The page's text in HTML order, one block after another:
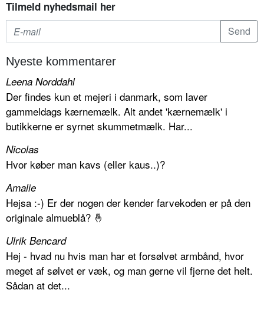
Tilmeld nyhedsmail her
Nyeste kommentarer
Leena Norddahl
Der findes kun et mejeri i danmark, som laver
gammeldags kærnemælk. Alt andet 'kærnemælk' i
butikkerne er syrnet skummetmælk. Har...
Nicolas
Hvor køber man kavs (eller kaus..)?
Amalie
Hejsa :-) Er der nogen der kender farvekoden er på den
originale almueblå? 🤞
Ulrik Bencard
Hej - hvad nu hvis man har et forsølvet armbånd, hvor
meget af sølvet er væk, og man gerne vil fjerne det helt.
Sådan at det...